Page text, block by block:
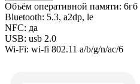
Объём оперативной памяти: 6гб
Bluetooth: 5.3, a2dp, le
NFC: да
USB: usb 2.0
Wi-Fi: wi-fi 802.11 a/b/g/n/ac/6